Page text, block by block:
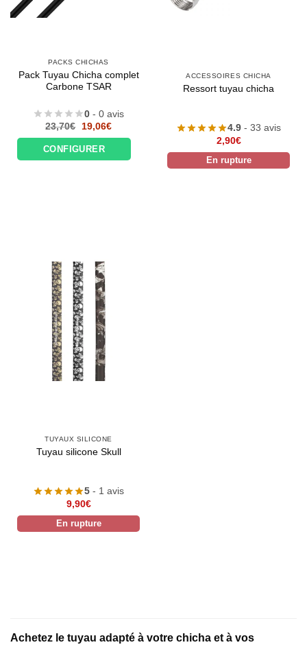
PACKS CHICHAS
Pack Tuyau Chicha complet
Carbone TSAR
0 - 0 avis
23,70€
Le
initial
était :
23,70€.
19,06€Le
actuel
19,06€.
CONFIGURER
ACCESSOIRES CHICHA
Ressort tuyau chicha
4.9 - 33 avis
2,90€
En rupture
TUYAUX SILICONE
Tuyau silicone Skull
5 - 1 avis
9,90€
En rupture
Achetez le tuyau adapté à votre chicha et à vos